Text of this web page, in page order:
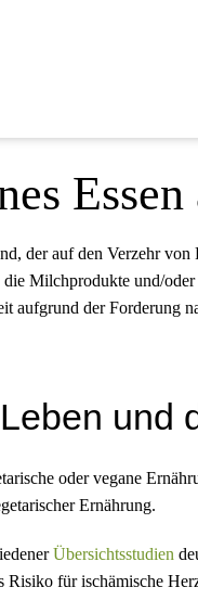
der auf den Verzehr
Milchprodukte und/
aufgrund der Forderung
und
oder vegane
Ernährung.
Übersichtsstudien
Risiko für ischämische